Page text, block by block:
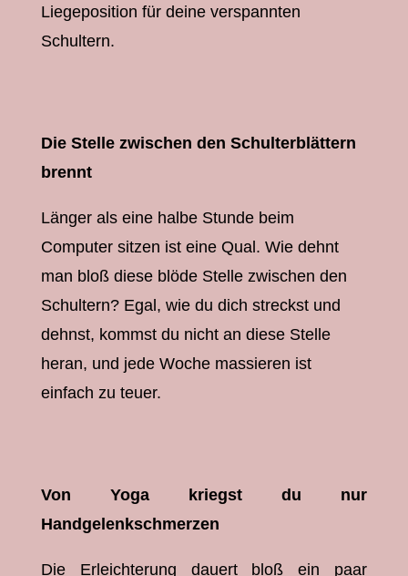
Liegeposition für deine verspannten
Schultern.
Die Stelle zwischen den Schulterblättern
brennt
Länger als eine halbe Stunde beim
Computer sitzen ist eine Qual. Wie dehnt
man bloß diese blöde Stelle zwischen den
Schultern? Egal, wie du dich streckst und
dehnst, kommst du nicht an diese Stelle
heran, und jede Woche massieren ist
einfach zu teuer.
Von Yoga kriegst du nur
Handgelenkschmerzen
Die Erleichterung dauert bloß ein paar